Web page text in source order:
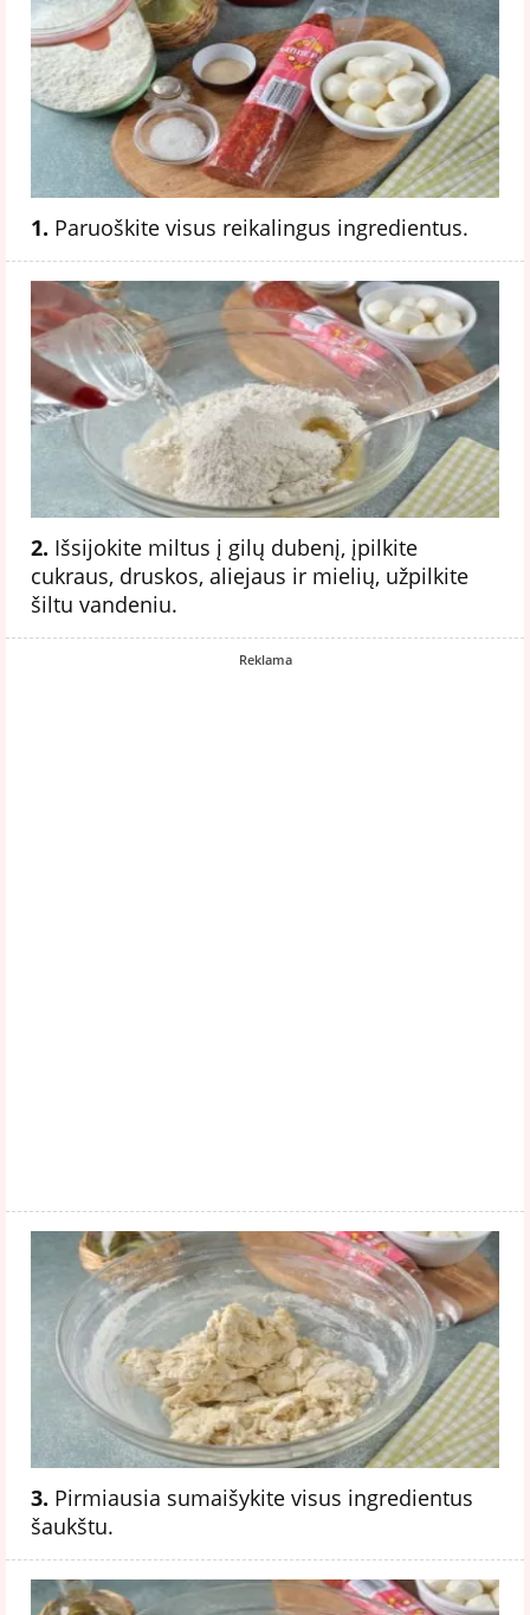
1. Paruoškite visus reikalingus ingredientus.
2. Išsijokite miltus į gilų dubenį, įpilkite
cukraus, druskos, aliejaus ir mielių, užpilkite
šiltu vandeniu.
Reklama
3. Pirmiausia sumaišykite visus ingredientus
šaukštu.